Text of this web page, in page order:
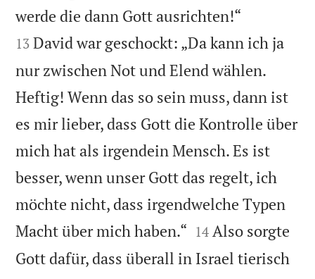
werde die dann Gott ausrichten!“
13 David war geschockt: „Da kann ich ja
nur zwischen Not und Elend wählen.
Heftig! Wenn das so sein muss, dann ist
es mir lieber, dass Gott die Kontrolle über
mich hat als irgendein Mensch. Es ist
besser, wenn unser Gott das regelt, ich
möchte nicht, dass irgendwelche Typen
Macht über mich haben.“ 

14 Also sorgte
Gott dafür, dass überall in Israel tierisch